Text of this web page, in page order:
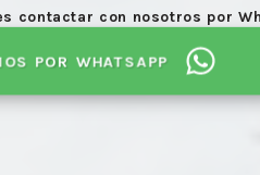
contactar con nosotros por
POR WHATSAPP